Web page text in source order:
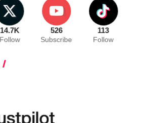
14.7K
Follow
526
Subscribe
113
Follow